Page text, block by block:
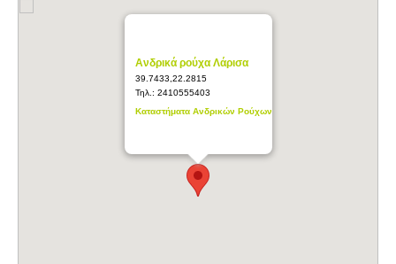
Ανδρικά ρούχα Λάρισα
39.7433,22.2815
Τηλ.: 2410555403
Καταστήματα Ανδρικών Ρούχων